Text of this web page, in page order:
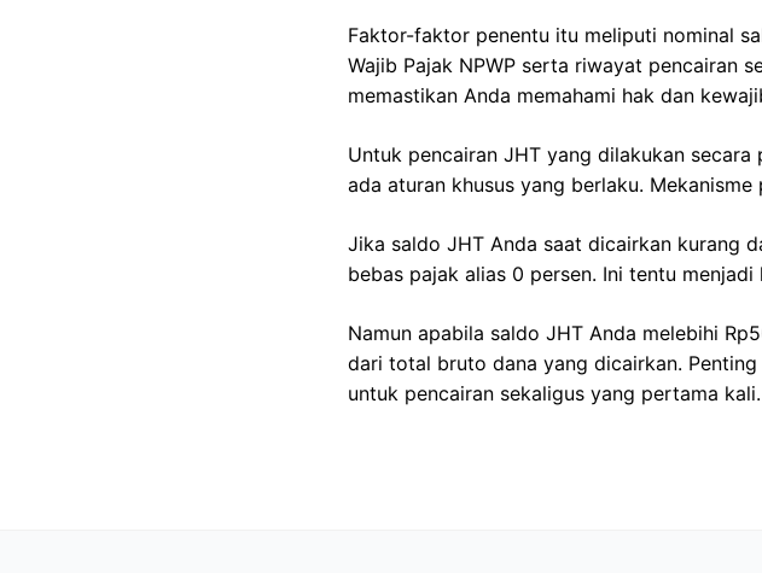
Faktor-faktor penentu itu meliputi nominal
Wajib Pajak NPWP serta riwayat pencairan
memastikan Anda memahami hak dan
Untuk pencairan JHT yang dilakukan
ada aturan khusus yang berlaku.
Jika saldo JHT Anda saat dicairkan kurang
bebas pajak alias 0 persen. Ini tentu
Namun apabila saldo JHT Anda melebihi
dari total bruto dana yang dicairkan.
untuk pencairan sekaligus yang pertama kali.